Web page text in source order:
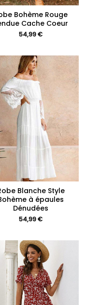
Bohème Rouge
Cache Coeur
54,99€
Blanche Style
à épaules
Dénudées
54,99€